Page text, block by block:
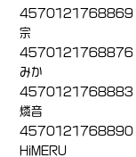
4570121768869 あ
宗
4570121768876 あ
みか
4570121768883 あ
燐音
4570121768890 あ
HiMERU